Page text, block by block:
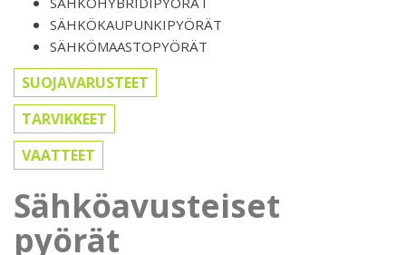
SÄHKÖKAUPUNKIPYÖRÄT
SÄHKÖMAASTOPYÖRÄT
SUOJAVARUSTEET
TARVIKKEET
VAATTEET
Sähköavusteiset
pyörät